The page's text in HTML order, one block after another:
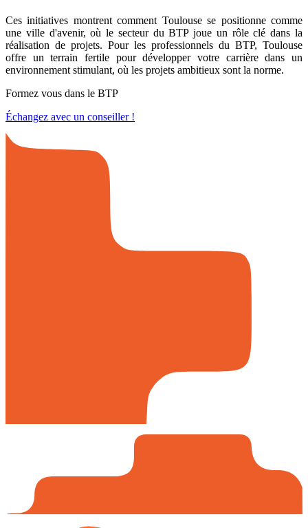
Ces initiatives montrent comment Toulouse se positionne comme
une ville d'avenir, où le secteur du BTP joue un rôle clé dans la
réalisation de projets. Pour les professionnels du BTP, Toulouse
offre un terrain fertile pour développer votre carrière dans un
environnement stimulant, où les projets ambitieux sont la norme.
Formez vous dans le BTP
Échangez avec un conseiller !